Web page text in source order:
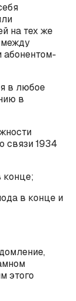
на тех же
абонентом-
в любое
в
связи 1934
конце;
в конце и
этого